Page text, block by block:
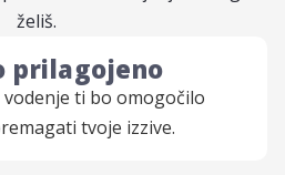
želiš.
prilagojeno
ti bo omogočilo
tvoje izzive.